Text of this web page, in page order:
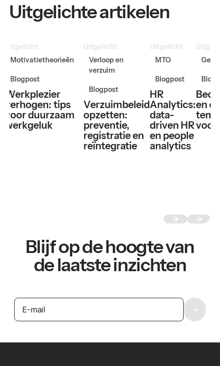
Uitgelichte artikelen
Uitgelicht
Motivatietheorieën
Blogpost
Werkplezier
verhogen: tips
voor duurzaam
werkgeluk
Uitgelicht
Verloop en
verzuim
Blogpost
Verzuimbeleid
opzetten:
preventie,
registratie en
reïntegratie
Uitgelicht
MTO
Blogpost
HR
Analytics:
data-
driven HR
en people
analytics
en
Blijf op de hoogte van
de laatste inzichten